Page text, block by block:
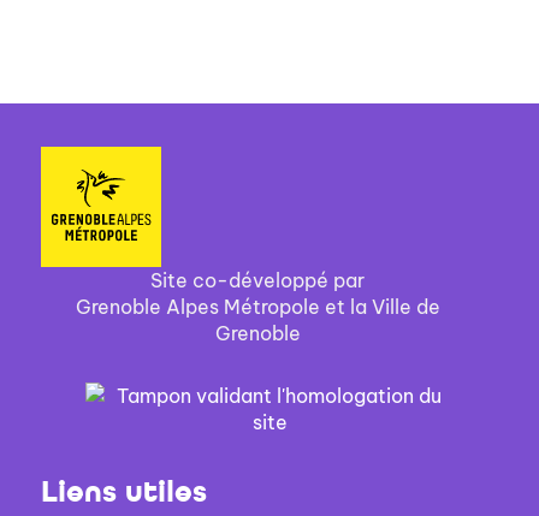
Site co-développé par
Grenoble Alpes Métropole et la Ville de
Grenoble
Liens utiles